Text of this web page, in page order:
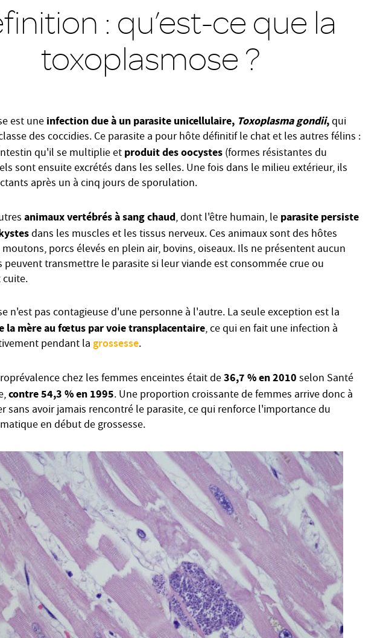
: qu’est-ce que la
toxoplasmose ?
est une infection due à un parasite unicellulaire, Toxoplasma gondii,qui
des coccidies. Ce parasite a pour hôte définitif le chat et les autres félins :
qu'il se multiplie et produit des oocystes (formes résistantes du
sont ensuite excrétés dans les selles. Une fois dans le milieu extérieur, ils
après un à cinq jours de sporulation.
animaux vertébrés à sang chaud, dont l'être humain, le parasite persiste
dans les muscles et les tissus nerveux. Ces animaux sont des hôtes
porcs élevés en plein air, bovins, oiseaux. Ils ne présentent aucun
transmettre le parasite si leur viande est consommée crue ou
n'est pas contagieuse d'une personne à l'autre. La seule exception est la
la mère au fœtus par voie transplacentaire, ce qui en fait une infection à
pendant lagrossesse.
chez les femmes enceintes était de36,7 % en 2010 selon Santé
contre 54,3 % en 1995. Une proportion croissante de femmes arrive donc à
sans avoir jamais rencontré le parasite, ce qui renforce l'importance du
en début de grossesse.